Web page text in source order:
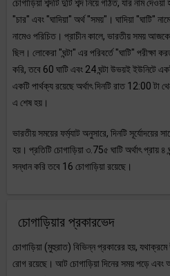
চোগাড়িয়া শব্দটি দুটি শব্দ নিয়ে গঠিত, যার নাম
"চার" এবং "ঘাদিয়া" অর্থ "সময়"। ঘাদিয়া "ঘাটি"
নামেও পরিচিত। প্রাচীন কালে, ভারতীয় সময়
ছিল। লোকেরা "ঘন্টা" এর পরিবর্তে "ঘাটি" পরীক্ষা
করি, তবে 60 ঘাটি এবং 24 ঘন্টা উভয়ই ইউনিটে
একটি পার্থক্য রয়েছে অর্থাৎ দিনটি রাত 12:00
এ শেষ হয়।
ভারতীয় সময়ের ফর্ম্যাট অনুসারে, দিনটি সূর্যোদয়ের
হয়। প্রতিটি চোগাড়িয়া ৩.75৫ ঘাটি অর্থাৎ প্রায়
সন্ধান করি তবে 16 চোগাড়িয়া রয়েছে।
চোগাড়িয়ার প্রকারভেদ
চোগাড়িয়া (মুহুরাত) বিভিন্ন প্রকারের হয়,
রোগ রয়েছে। আট চোগাড়িয়া দিনের সময় পড়ে এবং